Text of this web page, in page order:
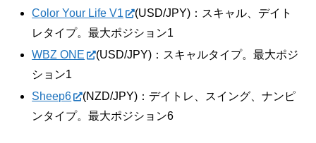
Color Your Life V1
(USD/JPY)：スキャル、デイト
レタイプ。最大ポジション1
WBZ ONE
(USD/JPY)：スキャルタイプ。最大ポジ
ション1
Sheep6
(NZD/JPY)：デイトレ、スイング、ナンピ
ンタイプ。最大ポジション6